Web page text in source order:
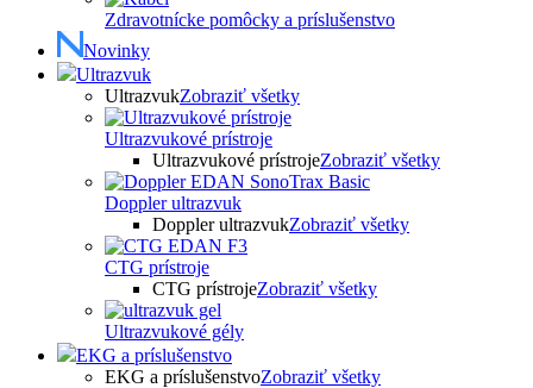
Zdravotnícke pomôcky a príslušenstvo
Novinky
Ultrazvuk
UltrazvukZobraziť všetky
Ultrazvukové prístroje
Ultrazvukové prístrojeZobraziť všetky
Doppler ultrazvuk
Doppler ultrazvukZobraziť všetky
CTG prístroje
CTG prístrojeZobraziť všetky
Ultrazvukové gély
EKG a príslušenstvo
EKG a príslušenstvoZobraziť všetky